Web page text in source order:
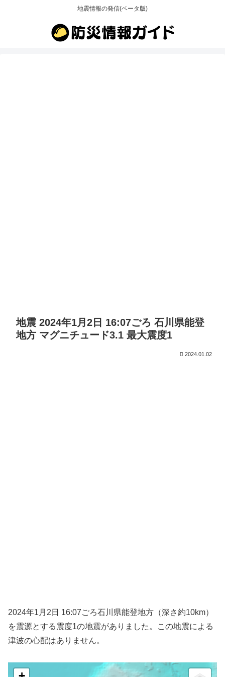
地震情報の発信(ベータ版)
地震 2024年1月2日 16:07ごろ 石川県能登
地方 マグニチュード3.1 最大震度1
2024.01.02
2024年1月2日 16:07ごろ石川県能登地方（深さ約10km）
を震源とする震度1の地震がありました。この地震による
津波の心配はありません。